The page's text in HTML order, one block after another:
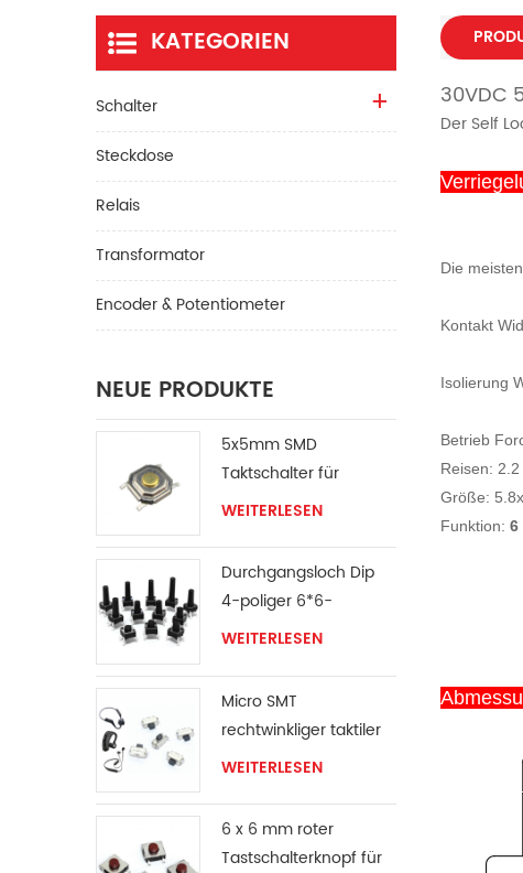
30VDC
Der Self
Die
Kontakt
Isolierung
Betrieb
Reisen: 2.2
Größe:
Funktion: 6
KATEGORIEN
Schalter
Steckdose
Relais
Transformator
Encoder & Potentiometer
NEUE PRODUKTE
5x5mm SMD
Taktschalter für
Ventilator
WEITERLESEN
Durchgangsloch Dip
4-poliger 6*6-
Taktschalter
WEITERLESEN
Micro SMT
rechtwinkliger taktiler
Schalter
WEITERLESEN
6 x 6 mm roter
Tastschalterknopf für